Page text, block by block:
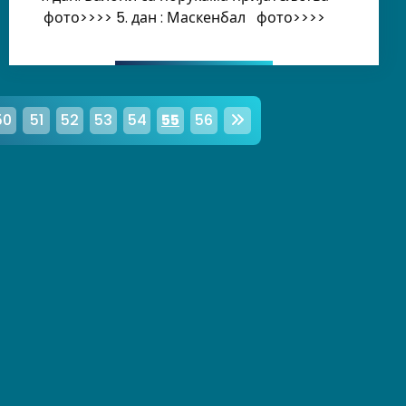
фото>>>> 5. дан : Маскенбал фото>>>>
51 52 53 54 55 56